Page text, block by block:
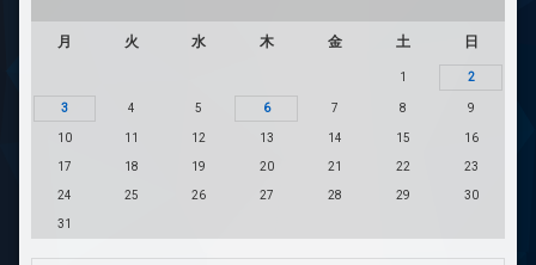
月 火 水 木 金 土 日
1 2
3 4 5 6 7 8 9
10 11 12 13 14 15 16
17 18 19 20 21 22 23
24 25 26 27 28 29 30
31